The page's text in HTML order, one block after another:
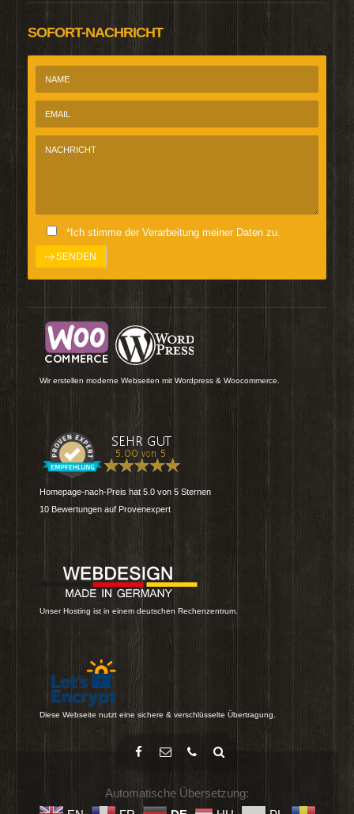
SOFORT-NACHRICHT
*Ich stimme der Verarbeitung meiner Daten zu.
Wir erstellen moderne Webseiten mit Wordpress & Woocommerce.
Homepage-nach-Preis hat 5.0 von 5 Sternen
10 Bewertungen auf Provenexpert
Unser Hosting ist in einem deutschen Rechenzentrum.
Diese Webseite nutzt eine sichere & verschlüsselte Übertragung.
Automatische Übersetzung: